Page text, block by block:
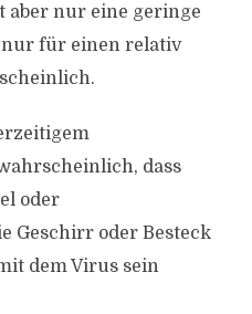
aber nur eine geringe
nur für einen relativ
dass
oder
Geschirr oder Besteck
dem Virus sein